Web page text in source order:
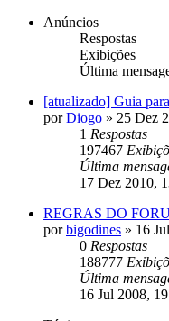
Anúncios
Respostas
Exibições
Última
[atualizado] Guia
porDiogo » 25 Dez
1 Respostas
197467
Última
17 Dez 2010,
REGRAS DO
porbigodines » 16
0 Respostas
188777
Última
16 Jul 2008,